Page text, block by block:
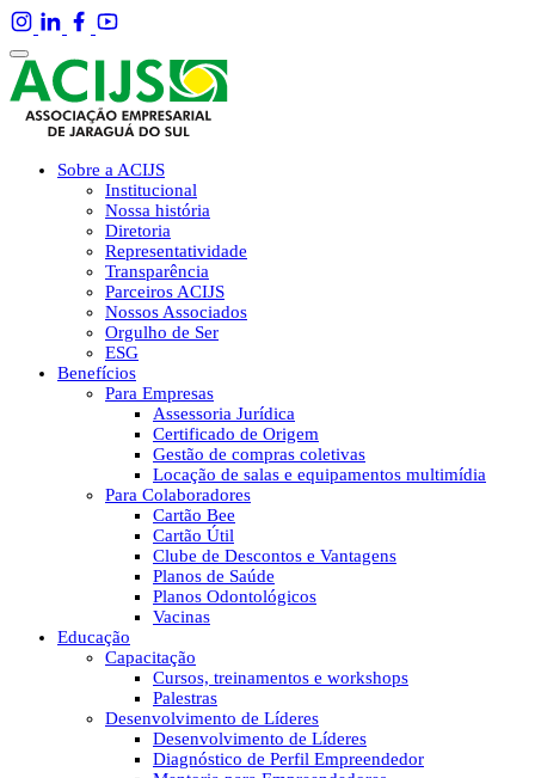
Sobre a ACIJS
Institucional
Nossa história
Diretoria
Representatividade
Transparência
Parceiros ACIJS
Nossos Associados
Orgulho de Ser
ESG
Benefícios
Para Empresas
Assessoria Jurídica
Certificado de Origem
Gestão de compras coletivas
Locação de salas e equipamentos multimídia
Para Colaboradores
Cartão Bee
Cartão Útil
Clube de Descontos e Vantagens
Planos de Saúde
Planos Odontológicos
Vacinas
Educação
Capacitação
Cursos, treinamentos e workshops
Palestras
Desenvolvimento de Líderes
Desenvolvimento de Líderes
Diagnóstico de Perfil Empreendedor